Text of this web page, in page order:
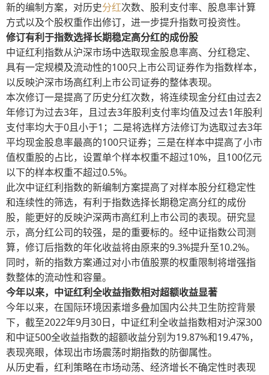
新的编制方案，对历史分红次数、股利支付率、股息率计算
方式以及个股权重作出修订，进一步提升指数可投资性。
修订有利于指数选择长期稳定高分红的成份股
中证红利指数从沪深市场中选取现金股息率高、分红稳定、
具有一定规模及流动性的100只上市公司证券作为指数样本，
以反映沪深市场高红利上市公司证券的整体表现。
本次修订一是提高了历史分红次数，将连续现金分红由过去2
年修订为过去3年，且过去3年股利支付率均值及过去1年股利
支付率均大于0且小于1；二是将选样方法修订为选取过去3年
平均现金股息率最高的100只证券；三是在样本中提高了小市
值权重股的占比，设置单个样本权重不超过10%，且100亿元
以下的样本权重不超过0.5%。
此次中证红利指数的新编制方案提高了对样本股分红稳定性
和连续性的筛选，有利于指数选择长期稳定高分红的成份
股，能更好的反映沪深两市高红利上市公司的表现。研究显
示，高分红公司的较强，是的重要标的。经中证指数公司测
算，修订后指数的年化收益将由原来的9.3%提升至10.2%。
同时，新的指数方案通过对小市值股票的权重限制将增强指
数整体的流动性和容量。
今年以来，中证红利全收益指数相对超额收益显著
今年以来，在国际环境因素增多叠加国内公共卫生防控背景
下，截至2022年9月30日，中证红利全收益指数相对沪深300
和中证500全收益指数的超额收益分别为19.87%和19.47%，
表现亮眼，体现出市场震荡时期指数的防御属性。
从历史看，红利策略在市场动荡、经济增长不确定性时表现